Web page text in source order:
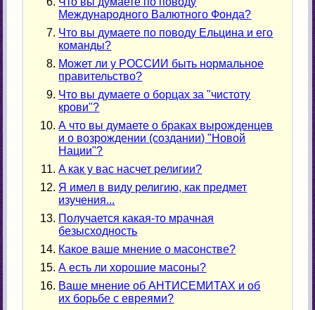
Международного Валютного Фонда?
Что вы думаете по поводу Ельцина и его
команды?
Может ли у РОССИИ быть нормальное
правительство?
Что вы думаете о борцах за "чистоту
крови"?
А что вы думаете о браках вырожденцев
и о возрождении (создании) "Новой
Нации"?
A как у вас насчет религии?
Я имел в виду религию, как предмет
изучения...
Получается какая-то мрачная
безысходность
Какое ваше мнение о масонстве?
А есть ли хорошие масоны?
Ваше мнение об АНТИСЕМИТАХ и об
их борьбе с евреями?